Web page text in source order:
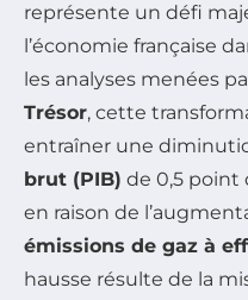
représente un défi
l’économie française
les analyses menées
Trésor, cette
entraîner une
brut (PIB) de 0,5 point
en raison de
émissions de gaz à
hausse résulte de la